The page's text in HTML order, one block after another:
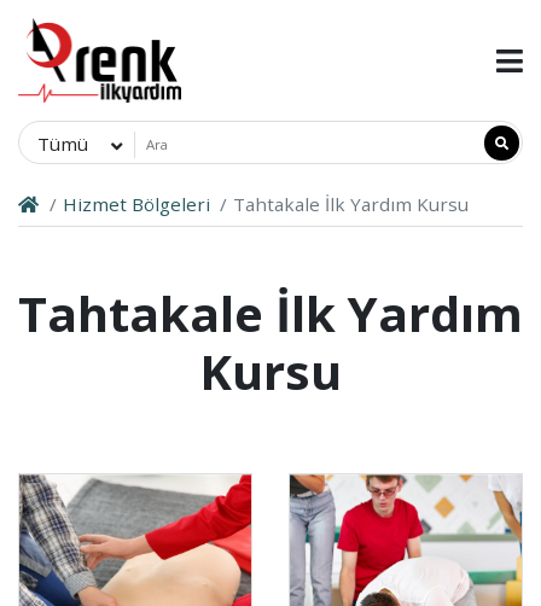
Tümü
Hizmet Bölgeleri Tahtakale İlk Yardım Kursu
Tahtakale İlk Yardım
Kursu